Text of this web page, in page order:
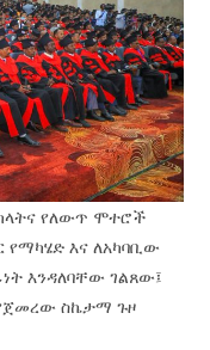
የለውጥ ሞተሮች
እና ለአካባቢው
እንዳለባቸው ገልጸው፤
የጀመረው ስኬታማ ጉዞ